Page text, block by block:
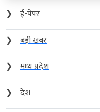
❯
ई-पेपर
❯
बड़ी खबर
❯
मध्य प्रदेश
❯
देश